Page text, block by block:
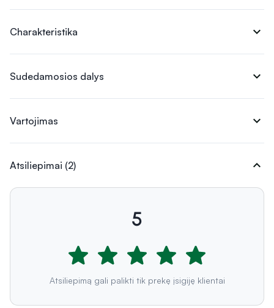
Charakteristika expand_more
Sudedamosios dalys expand_more
Vartojimas expand_more
Atsiliepimai (2) expand_more
5
Atsiliepimą gali palikti tik prekę įsigiję klientai